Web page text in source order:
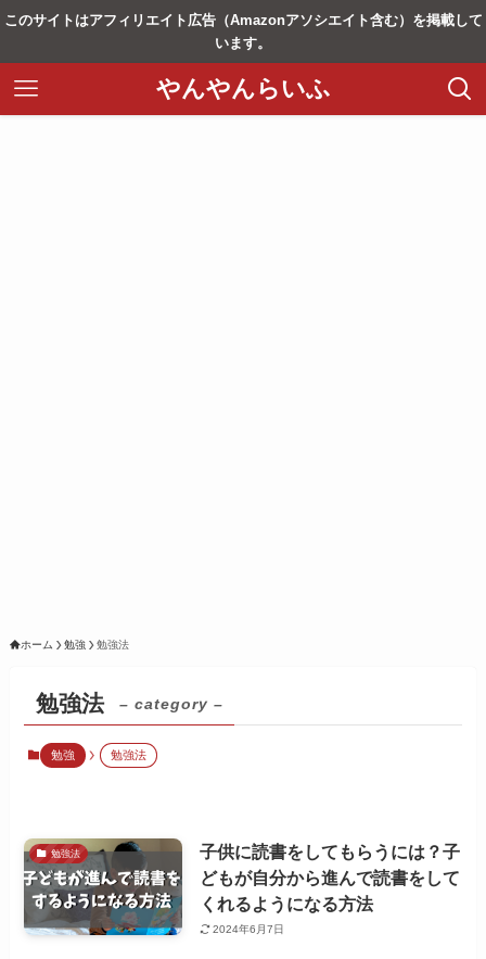
このサイトはアフィリエイト広告（Amazonアソシエイト含む）を掲載して
います。
やんやんらいふ
ホーム 勉強 勉強法
勉強法 – category –
勉強 勉強法
勉強法
子供に読書をしてもらうには？子
どもが自分から進んで読書をして
くれるようになる方法
2024年6月7日